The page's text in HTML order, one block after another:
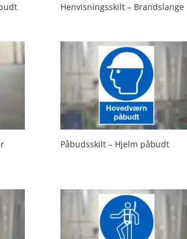
Henvisningsskilt – Brandslange
Påbudsskilt – Hjelm påbudt